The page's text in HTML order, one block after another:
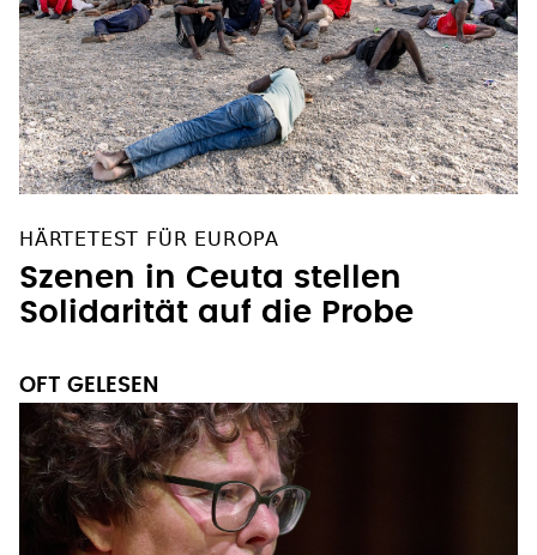
HÄRTETEST FÜR EUROPA
Szenen in Ceuta stellen
Solidarität auf die Probe
OFT GELESEN